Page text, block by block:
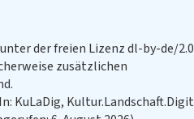
der freien Lizenz dl-by-de/2.0
zusätzlichen
KuLaDig,